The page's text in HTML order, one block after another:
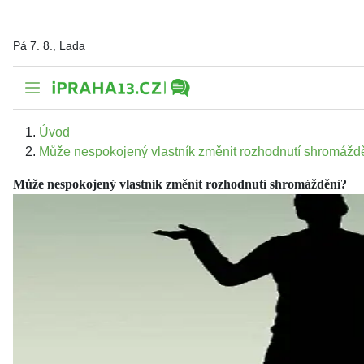
Pá 7. 8., Lada
Úvod
Může nespokojený vlastník změnit rozhodnutí
Může nespokojený vlastník změnit rozhodnutí shromáždění?